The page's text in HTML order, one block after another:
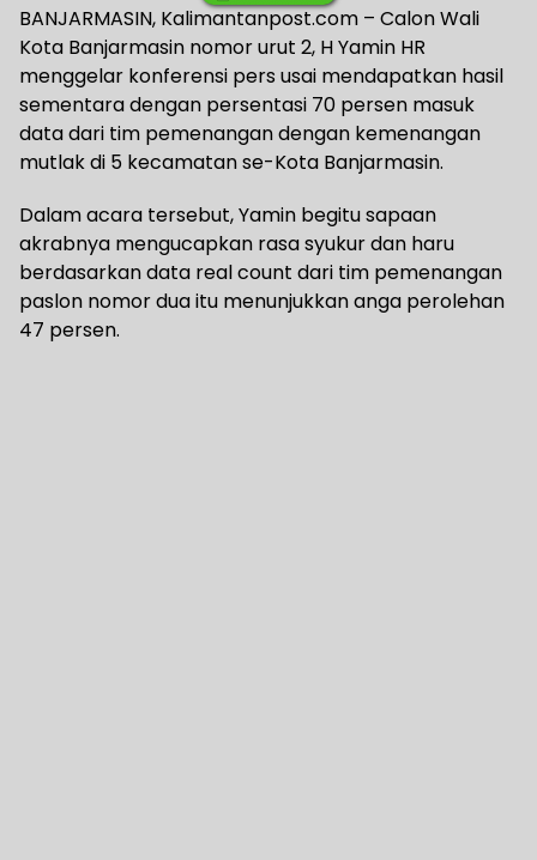
BANJARMASIN, Kalimantanpost.com – Calon Wali
Kota Banjarmasin nomor urut 2, H Yamin HR
menggelar konferensi pers usai mendapatkan hasil
sementara dengan persentasi 70 persen masuk
data dari tim pemenangan dengan kemenangan
mutlak di 5 kecamatan se-Kota Banjarmasin.
Dalam acara tersebut, Yamin begitu sapaan
akrabnya mengucapkan rasa syukur dan haru
berdasarkan data real count dari tim pemenangan
paslon nomor dua itu menunjukkan anga perolehan
47 persen.